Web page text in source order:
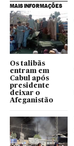
MAIS INFORMAÇÕES
Os talibãs
entram em
Cabul após
presidente
deixar o
Afeganistão